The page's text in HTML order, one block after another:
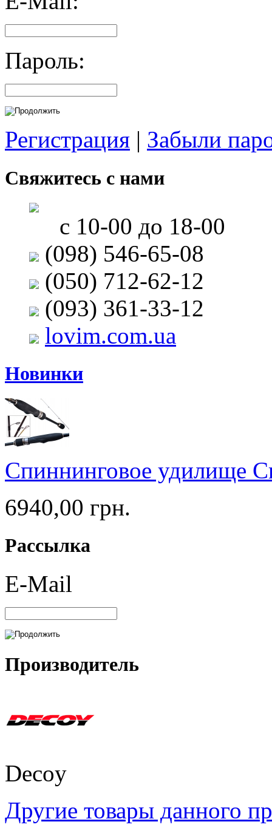
Пароль:
Регистрация | Забыли
Свяжитесь с нами
с 10-00 до 18-00
(098) 546-65-08
(050) 712-62-12
(093) 361-33-12
lovim.com.ua
Новинки
Спиннинговое удилище
6940,00 грн.
Рассылка
E-Mail
Производитель
Decoy
Другие товары данного